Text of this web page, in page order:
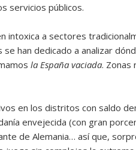
servicios públicos.
intoxica a sectores
han dedicado a analizar
la España vaciada. Zonas
en los distritos con saldo
envejecida (con gran
de Alemania… así que,